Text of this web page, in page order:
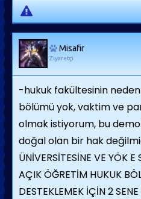
Misafir
Ziyaretçi
-hukuk fakültesinin
bölümü yok, vaktim ve
olmak istiyorum, bu
doğal olan bir hak
ÜNİVERSİTESİNE VE YÖK E
AÇIK ÖĞRETİM HUKUK
DESTEKLEMEK İÇİN 2